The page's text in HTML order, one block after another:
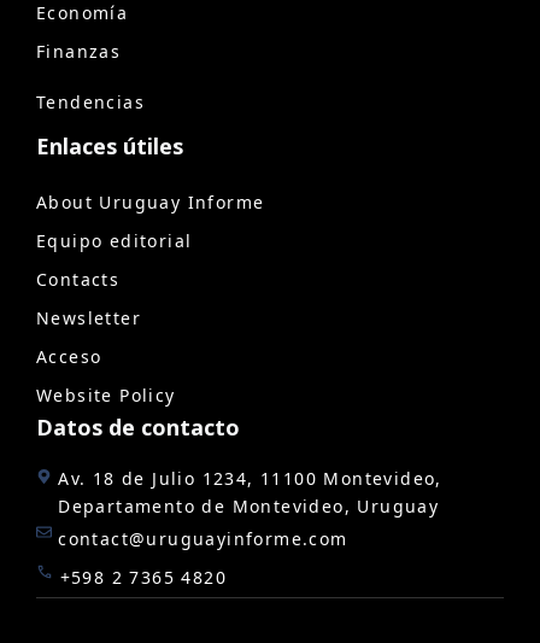
Economía
Finanzas
Tendencias
Enlaces útiles
About Uruguay Informe
Equipo editorial
Contacts
Newsletter
Acceso
Website Policy
Datos de contacto
Av. 18 de Julio 1234, 11100 Montevideo,
Departamento de Montevideo, Uruguay
contact@uruguayinforme.com
+598 2 7365 4820